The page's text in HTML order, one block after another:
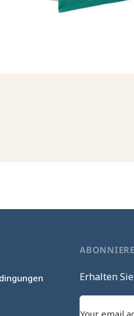
Erhalten